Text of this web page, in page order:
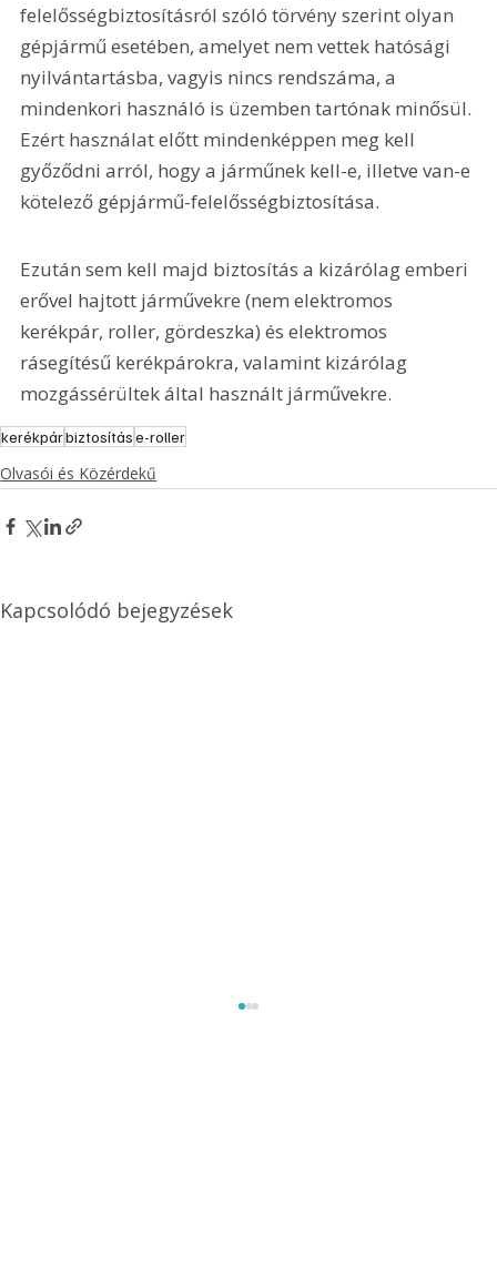
felelősségbiztosításról szóló törvény szerint olyan
gépjármű esetében, amelyet nem vettek hatósági
nyilvántartásba, vagyis nincs rendszáma, a
mindenkori használó is üzemben tartónak minősül.
Ezért használat előtt mindenképpen meg kell
győződni arról, hogy a járműnek kell-e, illetve van-e
kötelező gépjármű-felelősségbiztosítása.
Ezután sem kell majd biztosítás a kizárólag emberi
erővel hajtott járművekre (nem elektromos
kerékpár, roller, gördeszka) és elektromos
rásegítésű kerékpárokra, valamint kizárólag
mozgássérültek által használt járművekre.
kerékpárbiztosításe-roller
Olvasói és Közérdekű
Kapcsolódó bejegyzések